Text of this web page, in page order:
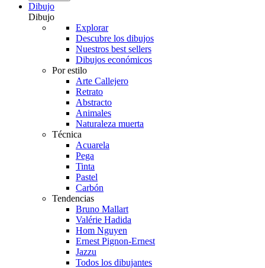
Dibujo
Dibujo
Explorar
Descubre los dibujos
Nuestros best sellers
Dibujos económicos
Por estilo
Arte Callejero
Retrato
Abstracto
Animales
Naturaleza muerta
Técnica
Acuarela
Pega
Tinta
Pastel
Carbón
Tendencias
Bruno Mallart
Valérie Hadida
Hom Nguyen
Ernest Pignon-Ernest
Jazzu
Todos los dibujantes